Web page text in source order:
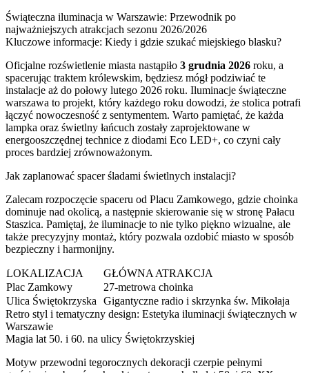
Świąteczna iluminacja w Warszawie: Przewodnik po
najważniejszych atrakcjach sezonu 2026/2026
Kluczowe informacje: Kiedy i gdzie szukać miejskiego blasku?
Oficjalne rozświetlenie miasta nastąpiło 3 grudnia 2026 roku, a
spacerując traktem królewskim, będziesz mógł podziwiać te
instalacje aż do połowy lutego 2026 roku. Iluminacje świąteczne
warszawa to projekt, który każdego roku dowodzi, że stolica potrafi
łączyć nowoczesność z sentymentem. Warto pamiętać, że każda
lampka oraz świetlny łańcuch zostały zaprojektowane w
energooszczędnej technice z diodami Eco LED+, co czyni cały
proces bardziej zrównoważonym.
Jak zaplanować spacer śladami świetlnych instalacji?
Zalecam rozpoczęcie spaceru od Placu Zamkowego, gdzie choinka
dominuje nad okolicą, a następnie skierowanie się w stronę Pałacu
Staszica. Pamiętaj, że iluminacje to nie tylko piękno wizualne, ale
także precyzyjny montaż, który pozwala ozdobić miasto w sposób
bezpieczny i harmonijny.
LOKALIZACJA
GŁÓWNA ATRAKCJA
Plac Zamkowy
27-metrowa choinka
Ulica Świętokrzyska
Gigantyczne radio i skrzynka św. Mikołaja
Retro styl i tematyczny design: Estetyka iluminacji świątecznych w
Warszawie
Magia lat 50. i 60. na ulicy Świętokrzyskiej
Motyw przewodni tegorocznych dekoracji czerpie pełnymi